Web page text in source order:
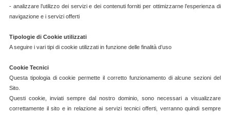
- analizzare l’utilizzo dei servizi e dei contenuti forniti per ottimizzarne l’esperienza di
navigazione e i servizi offerti
Tipologie di Cookie utilizzati
A seguire i vari tipi di cookie utilizzati in funzione delle finalità d’uso
Cookie Tecnici
Questa tipologia di cookie permette il corretto funzionamento di alcune sezioni del
Sito.
Questi cookie, inviati sempre dal nostro dominio, sono necessari a visualizzare
correttamente il sito e in relazione ai servizi tecnici offerti, verranno quindi sempre